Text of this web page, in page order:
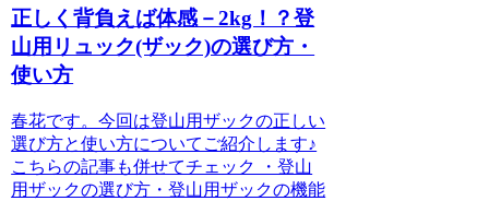
正しく背負えば体感－2kg！？登
山用リュック(ザック)の選び方・
使い方
春花です。今回は登山用ザックの正しい
選び方と使い方についてご紹介します♪
こちらの記事も併せてチェック ・登山
用ザックの選び方・登山用ザックの機能